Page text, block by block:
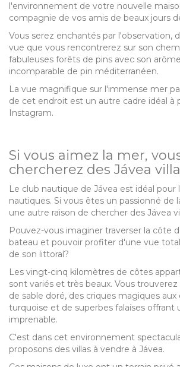
l'environnement de votre nouvelle
compagnie de vos amis de beaux jours
Vous serez enchantés par l'observation,
vue que vous rencontrerez sur son
fabuleuses forêts de pins avec son
incomparable de pin méditerranéen.
La vue magnifique sur l'immense mer
de cet endroit est un autre cadre idéal à
Instagram.
Si vous aimez la mer,
chercherez des Jávea
Le club nautique de Jávea est idéal pour
nautiques. Si vous êtes un passionné de
une autre raison de chercher des Jávea
Pouvez-vous imaginer traverser la côte
bateau et pouvoir profiter d'une vue
de son littoral?
Les vingt-cinq kilomètres de côtes
sont variés et très beaux. Vous
de sable doré, des criques magiques aux
turquoise et de superbes falaises offrant
imprenable.
C'est dans cet environnement
proposons des villas à vendre à Jávea.